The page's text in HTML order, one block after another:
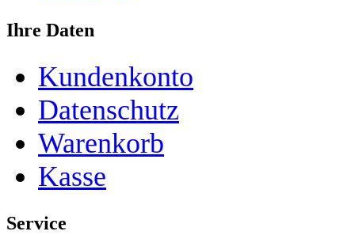
Ihre Daten
Kundenkonto
Datenschutz
Warenkorb
Kasse
Service